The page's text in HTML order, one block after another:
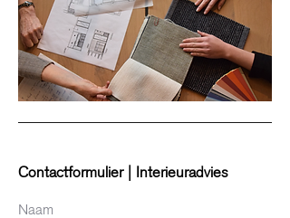
Contactformulier | Interieuradvies